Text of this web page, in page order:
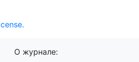
О журнале: